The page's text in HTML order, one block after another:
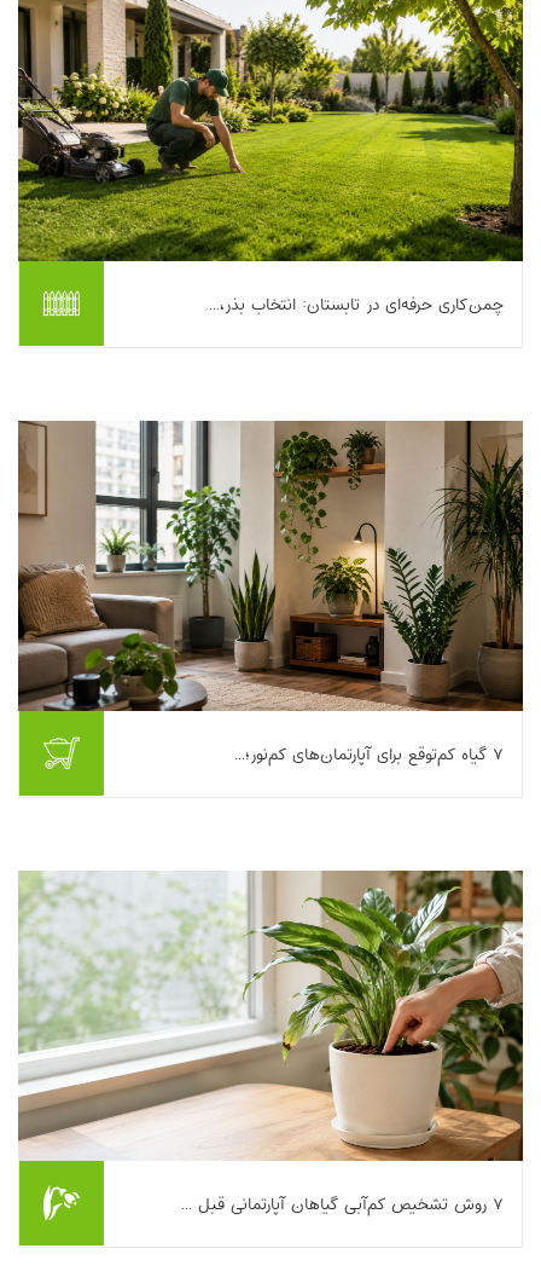
بیشتر بخوانیم ...
تابستان برای خیلی‌ها فصل لذت بردن از حیاط، ویلای سبز یا محوطه
بیشتر بخوانیم ...
چمن‌کاری حرفه‌ای در تابستان: انتخاب بذر،...
اگر خانه‌تان نورگیر نیست، این به معنی خداحافظی با سبزی و طراوت
بیشتر بخوانیم ...
۷ گیاه کم‌توقع برای آپارتمان‌های کم‌نور؛...
بیشتر ما وقتی سراغ گیاه می‌رویم که برگ‌ها زرد شده‌اند، نوک برگ‌ها
۷ روش تشخیص کم‌آبی گیاهان آپارتمانی قبل ...